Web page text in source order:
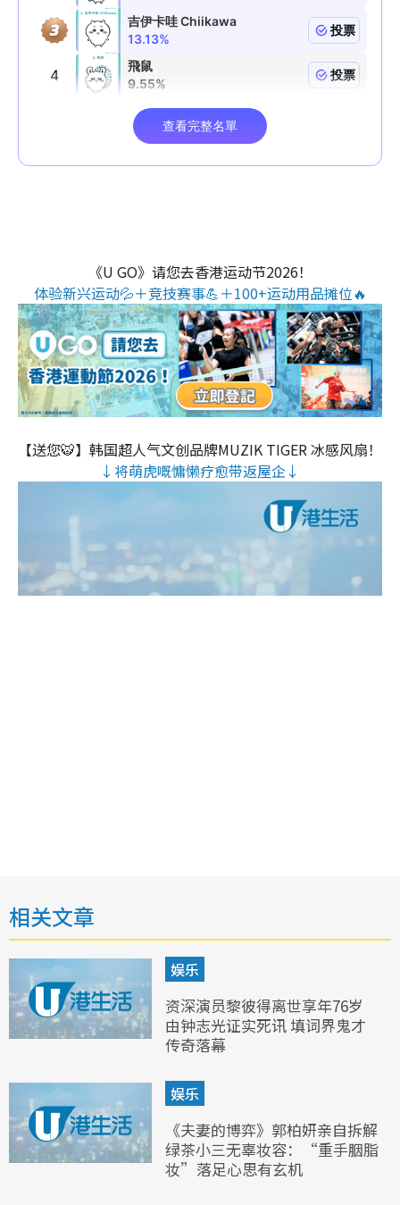
《U GO》请您去香港运动节2026！
体验新兴运动💦＋竞技赛事💪＋100+运动用品摊位🔥
【送您🐯】韩国超人气文创品牌MUZIK TIGER 冰感风扇！
↓将萌虎嘅慵懒疗愈带返屋企↓
相关文章
娱乐
资深演员黎彼得离世享年76岁
由钟志光证实死讯 填词界鬼才
传奇落幕
娱乐
《夫妻的博弈》郭柏妍亲自拆解
绿茶小三无辜妆容：“重手胭脂
妆”落足心思有玄机